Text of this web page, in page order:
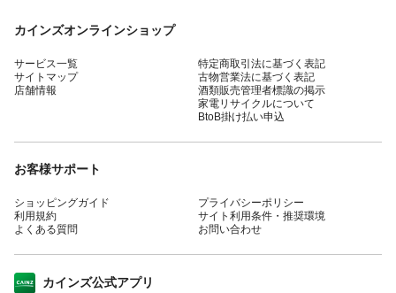
カインズオンラインショップ
サービス一覧
サイトマップ
店舗情報
特定商取引法に基づく表記
古物営業法に基づく表記
酒類販売管理者標識の掲示
家電リサイクルについて
BtoB掛け払い申込
お客様サポート
ショッピングガイド
利用規約
よくある質問
プライバシーポリシー
サイト利用条件・推奨環境
お問い合わせ
カインズ公式アプリ